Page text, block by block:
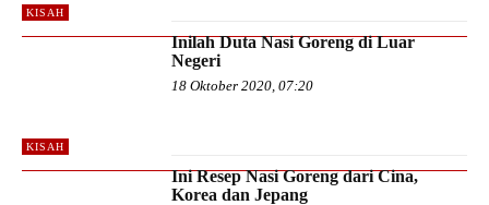
KISAH
KISAH
Inilah Duta Nasi Goreng di Luar
Negeri
18 Oktober 2020, 07:20
Ini Resep Nasi Goreng dari Cina,
Korea dan Jepang